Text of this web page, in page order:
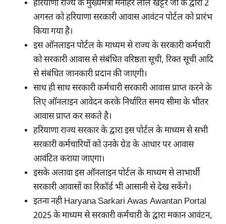
हरियाणा राज्य के मुख्यमंत्री मनोहर लाल खट्टर जी के द्वारा 2
अगस्त को हरियाणा सरकारी आवास आवंटन पोर्टल को प्रारंभ
किया गया है।
इस ऑनलाइन पोर्टल के माध्यम से राज्य के सरकारी कर्मचारी
को सरकारी आवास से संबंधित वरिष्ठता सूची, रिक्त सूची आदि
से संबंधित जानकारी प्रदान की जाएगी।
साथ ही साथ सरकारी कर्मचारी सरकारी आवास प्राप्त करने के
लिए ऑनलाइन आवेदन करके निर्धारित समय सीमा के भीतर
आवास प्राप्त कर सकते है।
हरियाणा राज्य सरकार के द्वारा इस पोर्टल के माध्यम से सभी
सरकारी कर्मचारियों को उनके ग्रेड के आधार पर आवास
आवंटित कराया जाएगा।
इसके अलावा इस ऑनलाइन पोर्टल के माध्यम से लाभार्थी
सरकारी आवासों का रिकॉर्ड भी आसानी से देख सकेंगे।
इतना नही Haryana Sarkari Awas Awantan Portal
2025 के माध्यम से सरकारी कर्मचारी के द्वारा मकान आवंटन,